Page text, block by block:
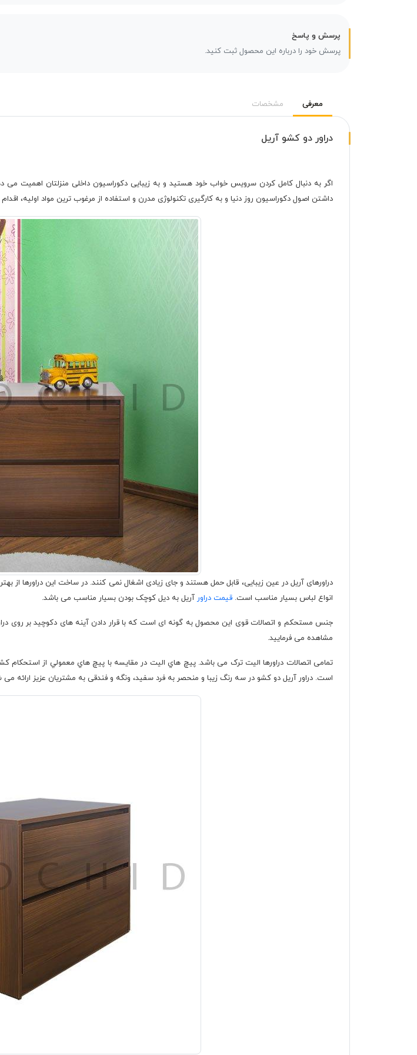
پرسش و پاسخ
پرسش خود را درباره این محصول ثبت کنید.
معرفی مشخصات
دراور دو کشو آریل
اگر به دنبال کامل کردن سرویس خواب خود هستید و به زیبایی دکوراسیون داخلی منزلتان اهمیت می
داشتن اصول دکوراسیون روز دنیا و به کارگیری تکنولوژی مدرن و استفاده از مرغوب ترین مواد اولیه، اقدام
دراورهای آریل در عین زیبایی، قابل حمل هستند و جای زیادی اشغال نمی کنند. در ساخت این دراورها
انواع لباس بسیار مناسب است. قیمت دراور آریل به دیل کوچک بودن بسیار مناسب می باشد.
جنس مستحکم و اتصالات قوی این محصول به گونه ای است که با قرار دادن آینه های دکوچید بر روی
مشاهده می فرمایید.
تمامی اتصالات دراورها الیت ترک می باشد. پيچ هاي اليت در مقایسه با پيچ هاي معمولي از استحکام
است. دراور آریل دو کشو در سه رنگ زیبا و منحصر به فرد سفید، ونگه و فندقی به مشتریان عزیز ارائه می